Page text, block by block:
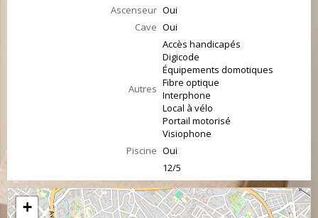
Ascenseur Oui
Cave Oui
Autres
Accès handicapés
Digicode
Équipements domotiques
Fibre optique
Interphone
Local à vélo
Portail motorisé
Visiophone
Piscine Oui
12/5
+